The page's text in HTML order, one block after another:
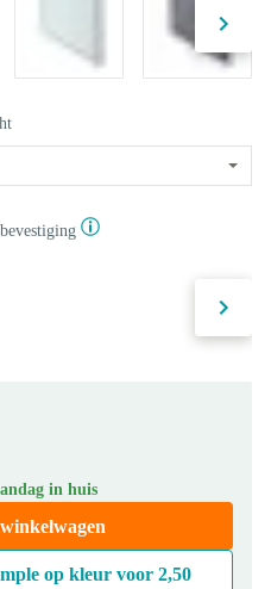
in huis
op kleur voor 2,50